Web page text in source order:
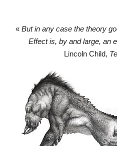
« But in any case the theory
Effect is, by and large, an
Lincoln Child,